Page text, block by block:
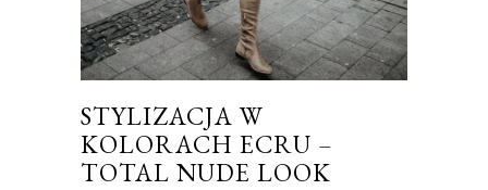
STYLIZACJA W
KOLORACH ECRU –
TOTAL NUDE LOOK